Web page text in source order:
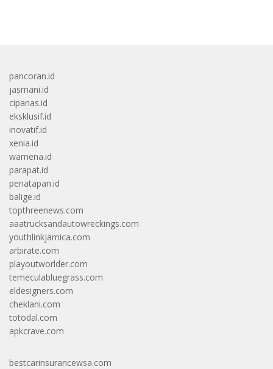
pancoran.id
jasmani.id
cipanas.id
eksklusif.id
inovatif.id
xenia.id
wamena.id
parapat.id
penatapan.id
balige.id
topthreenews.com
aaatrucksandautowreckings.com
youthlinkjamica.com
arbirate.com
playoutworlder.com
temeculabluegrass.com
eldesigners.com
cheklani.com
totodal.com
apkcrave.com
bestcarinsurancewsa.com